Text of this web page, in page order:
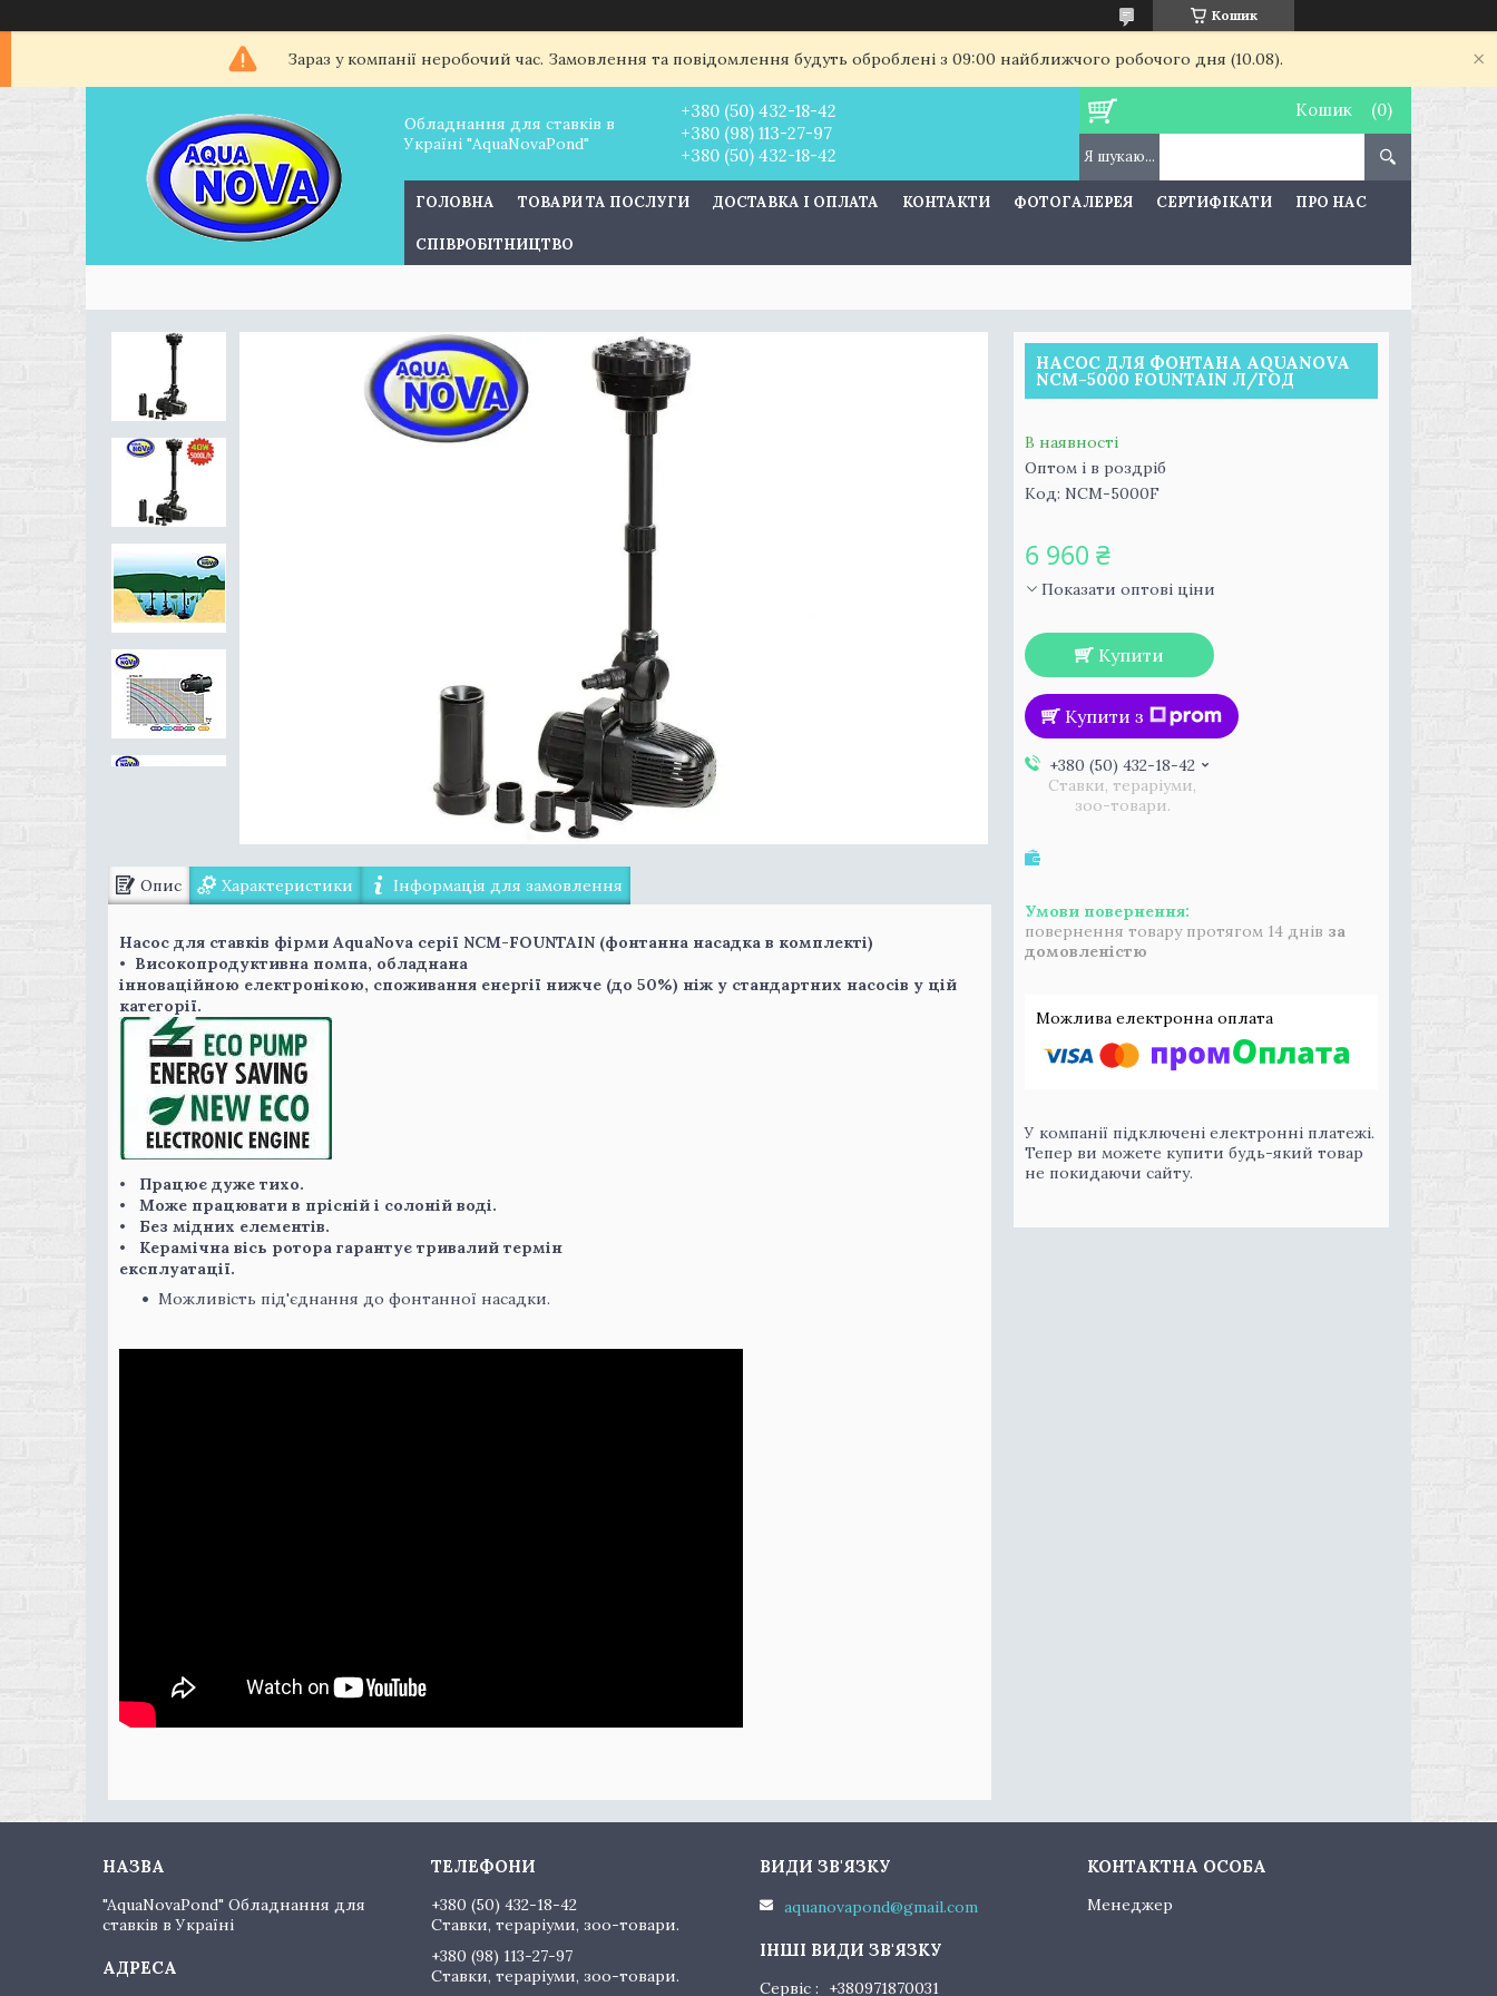
Кошик
Зараз у компанії неробочий час. Замовлення та повідомлення будуть оброблені з 09:00 найближчого робочого дня (10.08).
Обладнання для ставків в
Україні "AquaNovaPond"
+380 (50) 432-18-42
+380 (98) 113-27-97
+380 (50) 432-18-42
Кошик
ГОЛОВНА ТОВАРИ ТА ПОСЛУГИ ДОСТАВКА І ОПЛАТА КОНТАКТИ ФОТОГАЛЕРЕЯ СЕРТИФІКАТИ ПРО НАС
СПІВРОБІТНИЦТВО
Опис Характеристики Інформація для замовлення
Насос для ставків фірми AquaNova серії NCM-FOUNTAIN (фонтанна насадка в комплекті)
• Високопродуктивна помпа, обладнана
інноваційною електронікою, споживання енергії нижче (до 50%) ніж у стандартних насосів у цій
категорії.
• Працює дуже тихо.
• Може працювати в прісній і солоній воді.
• Без мідних елементів.
• Керамічна вісь ротора гарантує тривалий термін
експлуатації.
Можливість під'єднання до фонтанної насадки.
НАСОС ДЛЯ ФОНТАНА AQUANOVA
NCM-5000 FOUNTAIN Л/ГОД
В наявності
Оптом і в роздріб
Код: NCM-5000F
6 960 ₴
Показати оптові ціни
Купити
Купити з
+380 (50) 432-18-42
Ставки, тераріуми,
зоо-товари.
повернення товару протягом 14 днів за
домовленістю
У компанії підключені електронні платежі.
Тепер ви можете купити будь-який товар
не покидаючи сайту.
"AquaNovaPond" Обладнання для
ставків в Україні
+380 (50) 432-18-42
Ставки, тераріуми, зоо-товари.
+380 (98) 113-27-97
Ставки, тераріуми, зоо-товари.
aquanovapond@gmail.com
Сервіс +380971870031
Менеджер